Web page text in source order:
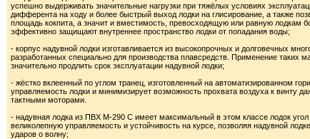
успешно выдерживать значительные нагрузки при тяжёлых условиях
дифферента на ходу и более быстрый выход лодки на глисирование, а также
площадь кокпита, а значит и вместимость, превосходящую или равную лодкам
эффективно защищают внутреннее пространство лодки от попадания воды;
- корпус надувной лодки изготавливается из высокопрочных и долговечных
разработанных специально для производства плавсредств. Применение
значительно продлить срок эксплуатации надувной лодки;
- жёстко вклеенный по углом транец, изготовленный на автоматизированном
управляемость лодки и минимизирует возможность прохвата воздуха к винту
тактными моторами.
- надувная лодка из ПВХ М-290 С имеет максимальный в этом классе лодок
великолепную управляемость и устойчивость на курсе, позволяя надувной
ударов о волну;